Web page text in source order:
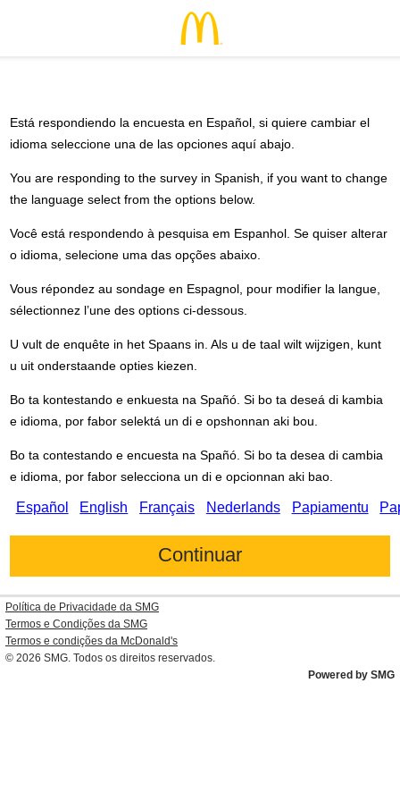
Está respondiendo la encuesta en Español, si quiere cambiar el
idioma seleccione una de las opciones aquí abajo.
You are responding to the survey in Spanish, if you want to change
the language select from the options below.
Você está respondendo à pesquisa em Espanhol. Se quiser alterar
o idioma, selecione uma das opções abaixo.
Vous répondez au sondage en Espagnol, pour modifier la langue,
sélectionnez l’une des options ci-dessous.
U vult de enquête in het Spaans in. Als u de taal wilt wijzigen, kunt
u uit onderstaande opties kiezen.
Bo ta kontestando e enkuesta na Spañó. Si bo ta deseá di kambia
e idioma, por fabor selektá un di e opshonnan aki bou.
Bo ta contestando e encuesta na Spañó. Si bo ta desea di cambia
e idioma, por fabor selecciona un di e opcionnan aki bao.
Español English Français Nederlands Papiamentu
Política de Privacidade da SMG
Termos e Condições da SMG
Termos e condições da McDonald's
© 2026 SMG . Todos os direitos reservados.
Powered by SMG